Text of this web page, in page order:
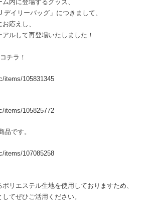
内に登場するグッズ、
デイリーバッグ」につきまして、
応えし、
ルして再登場いたしました！
チラ！
items/105831345
items/105825772
です。
items/107085258
リエステル生地を使用しておりますため、
てぜひご活用ください。